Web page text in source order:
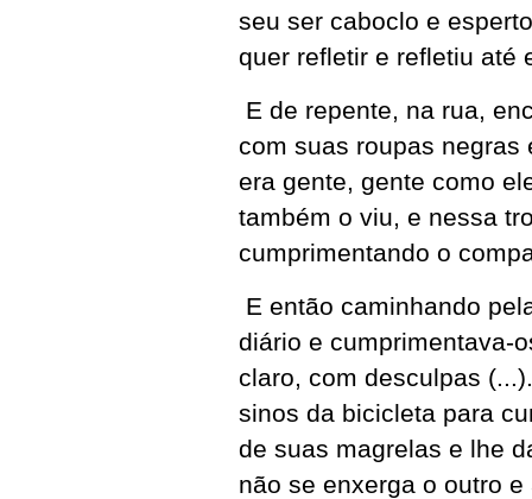
seu ser caboclo e
quer refletir e refletiu até
E de repente, na rua,
com suas roupas negras
era gente, gente como
também o viu, e nessa
cumprimentando o
E então caminhando
diário e cumprimentava-
claro, com desculpas
sinos da bicicleta para
de suas magrelas e lhe
não se enxerga o outro